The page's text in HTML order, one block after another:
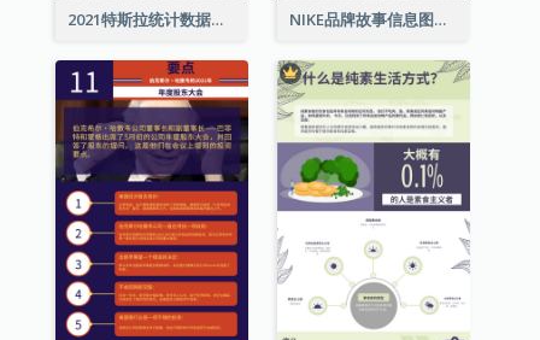
2021特斯拉统计数据和资讯信息图表 NIKE品牌故事信息图表